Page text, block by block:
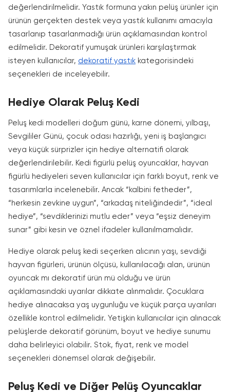
değerlendirilmelidir. Yastık formuna yakın pelüş ürünler için
ürünün gerçekten destek veya yastık kullanımı amacıyla
tasarlanıp tasarlanmadığı ürün açıklamasından kontrol
edilmelidir. Dekoratif yumuşak ürünleri karşılaştırmak
isteyen kullanıcılar, dekoratif yastık kategorisindeki
seçenekleri de inceleyebilir.
Hediye Olarak Peluş Kedi
Peluş kedi modelleri doğum günü, karne dönemi, yılbaşı,
Sevgililer Günü, çocuk odası hazırlığı, yeni iş başlangıcı
veya küçük sürprizler için hediye alternatifi olarak
değerlendirilebilir. Kedi figürlü pelüş oyuncaklar, hayvan
figürlü hediyeleri seven kullanıcılar için farklı boyut, renk ve
tasarımlarla incelenebilir. Ancak “kalbini fetheder”,
“herkesin zevkine uygun”, “arkadaş niteliğindedir”, “ideal
hediye”, “sevdiklerinizi mutlu eder” veya “eşsiz deneyim
sunar” gibi kesin ve öznel ifadeler kullanılmamalıdır.
Hediye olarak peluş kedi seçerken alıcının yaşı, sevdiği
hayvan figürleri, ürünün ölçüsü, kullanılacağı alan, ürünün
oyuncak mı dekoratif ürün mü olduğu ve ürün
açıklamasındaki uyarılar dikkate alınmalıdır. Çocuklara
hediye alınacaksa yaş uygunluğu ve küçük parça uyarıları
özellikle kontrol edilmelidir. Yetişkin kullanıcılar için alınacak
pelüşlerde dekoratif görünüm, boyut ve hediye sunumu
daha belirleyici olabilir. Stok, fiyat, renk ve model
seçenekleri dönemsel olarak değişebilir.
Peluş Kedi ve Diğer Pelüş Oyuncaklar